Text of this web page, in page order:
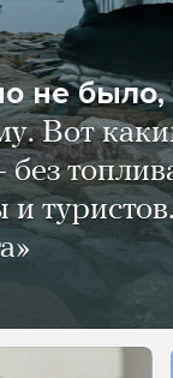
не было,
Вот
и туристов.